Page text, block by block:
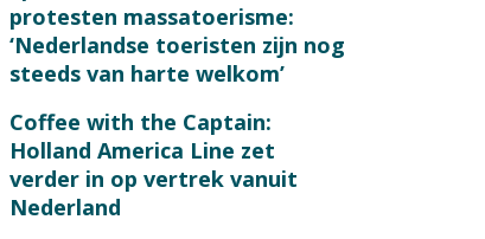
protesten massatoerisme:
‘Nederlandse toeristen zijn nog
steeds van harte welkom’
Coffee with the Captain:
Holland America Line zet
verder in op vertrek vanuit
Nederland